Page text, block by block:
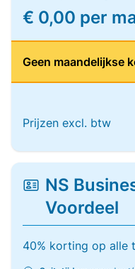
€ 0,00 per
Geen maandelijkse
Prijzen excl. btw
NS
Voordeel
40% korting op alle